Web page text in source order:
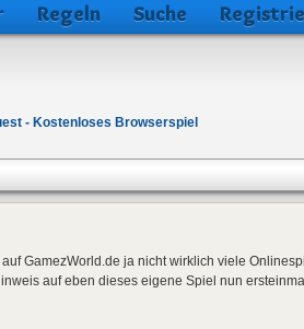
Regeln Suche
- Kostenloses Browserspiel
GamezWorld.de ja nicht wirklich viele
auf eben dieses eigene Spiel nun